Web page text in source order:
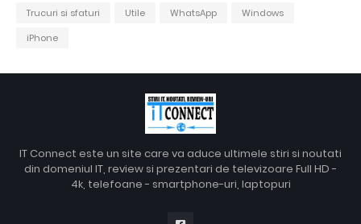
Trucuri si sfaturi
Utile WhatsApp
Windows
iPhone
IT Connect este un site care va aduce ultimele stiri si noutati
din domeniul IT, review si prezentari de televizoare Full HD -
4k, telefoane - smartphone-uri, laptopuri